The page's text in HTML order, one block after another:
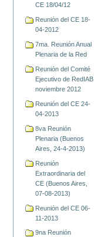
CE 18/04/12
Reunión del CE 18-
04-2012
7ma. Reunión Anual
Plenaria de la Red
Reunión del Comité
Ejecutivo de RedIAB
noviembre 2012
Reunión del CE 24-
04-2013
8va Reunión
Plenaria (Buenos
Aires, 24-4-2013)
Reunión
Extraordinaria del
CE (Buenos Aires,
07-08-2013)
Reunión del CE 06-
11-2013
9na Reunión